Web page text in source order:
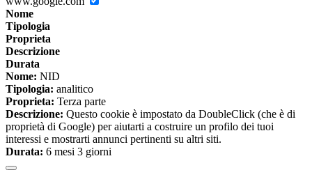
Nome
Tipologia
Proprieta
Descrizione
Durata
Nome: NID
Tipologia: analitico
Proprieta: Terza parte
Descrizione: Questo cookie è impostato da DoubleClick (che è di
proprietà di Google) per aiutarti a costruire un profilo dei tuoi
interessi e mostrarti annunci pertinenti su altri siti.
Durata: 6 mesi 3 giorni